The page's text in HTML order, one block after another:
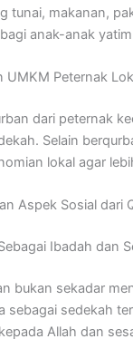
tunai, makanan,
anak-anak
UMKM Peternak
dari peternak
Selain
lokal agar
Aspek Sosial dari
Ibadah dan
bukan sekadar
sebagai sedekah
Allah dan